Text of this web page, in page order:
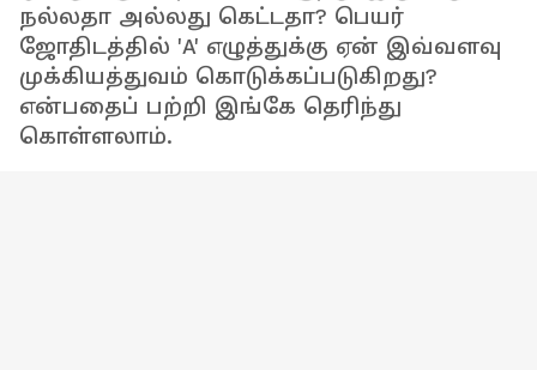
நல்லதா அல்லது கெட்டதா? பெயர்
ஜோதிடத்தில் 'A' எழுத்துக்கு ஏன் இவ்வளவு
முக்கியத்துவம் கொடுக்கப்படுகிறது?
என்பதைப் பற்றி இங்கே தெரிந்து
கொள்ளலாம்.